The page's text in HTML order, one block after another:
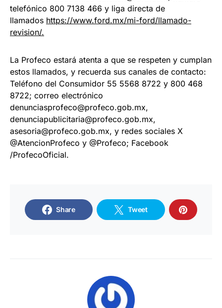
telefónico 800 7138 466 y liga directa de
llamados https://www.ford.mx/mi-ford/llamado-
revision/.
La Profeco estará atenta a que se respeten y cumplan
estos llamados, y recuerda sus canales de contacto:
Teléfono del Consumidor 55 5568 8722 y 800 468
8722; correo electrónico
denunciasprofeco@profeco.gob.mx,
denunciapublicitaria@profeco.gob.mx,
asesoria@profeco.gob.mx, y redes sociales X
@AtencionProfeco y @Profeco; Facebook
/ProfecoOficial.
Share Tweet